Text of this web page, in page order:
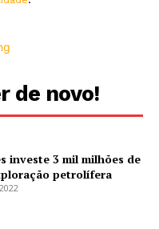
de novo!
investe 3 mil milhões de
petrolífera